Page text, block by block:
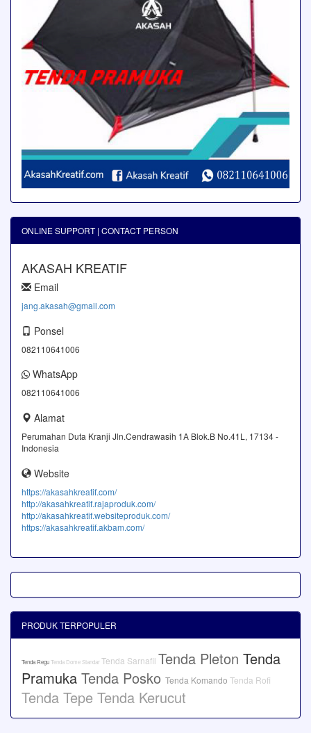
ONLINE SUPPORT | CONTACT PERSON
AKASAH KREATIF
Email
jang.akasah@gmail.com
Ponsel
082110641006
WhatsApp
082110641006
Alamat
Perumahan Duta Kranji Jln.Cendrawasih 1A Blok.B No.41L, 17134 -
Indonesia
Website
https://akasahkreatif.com/
http://akasahkreatif.rajaproduk.com/
http://akasahkreatif.websiteproduk.com/
https://akasahkreatif.akbam.com/
PRODUK TERPOPULER
Tenda ReguTenda Dome StandarTenda Sarnafil Tenda Pleton Tenda
Pramuka Tenda Posko Tenda Komando Tenda Rofi
Tenda Tepe Tenda Kerucut